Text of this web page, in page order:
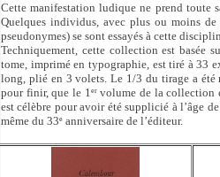
Cette manifestation ludique ne prend toute
Quelques individus, avec plus ou moins
pseudonymes) se sont essayés à cette
Techniquement, cette collection est basée
tome, imprimé en typographie, est tiré à 33
long, plié en 3 volets. Le 1/3 du tirage a été
pour finir, que le 1ervolume de la collection
est célèbre pour avoir été supplicié à l’âge
même du 33e anniversaire de l’éditeur.